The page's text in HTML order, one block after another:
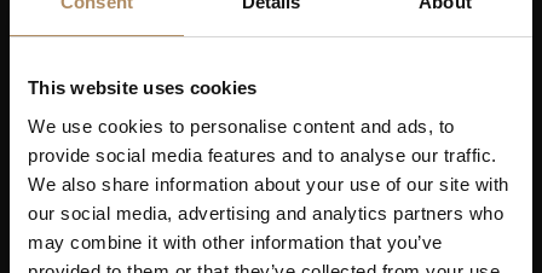
This website uses cookies
We use cookies to personalise content and ads, to
provide social media features and to analyse our traffic.
We also share information about your use of our site with
our social media, advertising and analytics partners who
may combine it with other information that you’ve
kontaktinformasjonen du gir oss, og at vi sender deg
nyhetsbrev om våre produkter og tjenester. Du kan
oppheve abonnementet når som helst. Hvis du vil ha mer
informasjon om vår praksis for personvern og hvordan vi
forplikter oss til å beskytte ditt personvern, kan du se våre
retningslinjerher.